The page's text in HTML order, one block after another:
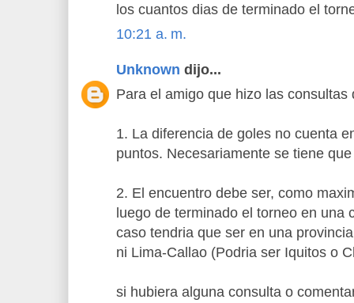
los cuantos dias de terminado el
10:21 a. m.
Unknown dijo...
Para el amigo que hizo las consultas
1. La diferencia de goles no cuenta
puntos. Necesariamente se tiene
2. El encuentro debe ser, como
luego de terminado el torneo en una
caso tendria que ser en una
ni Lima-Callao (Podria ser Iquitos o
si hubiera alguna consulta o